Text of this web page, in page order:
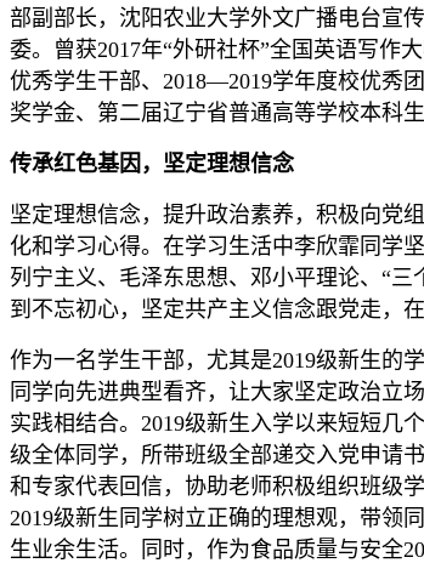
部副部长，沈阳农业大学外文广播电台宣
委。曾获2017年“外研社杯”全国英语写作
优秀学生干部、2018—2019学年度校优秀
奖学金、第二届辽宁省普通高等学校本科
传承红色基因，坚定理想信念
坚定理想信念，提升政治素养，积极向党
化和学习心得。在学习生活中李欣霏同学
列宁主义、毛泽东思想、邓小平理论、“
到不忘初心，坚定共产主义信念跟党走，
作为一名学生干部，尤其是2019级新生的
同学向先进典型看齐，让大家坚定政治立
实践相结合。2019级新生入学以来短短几
级全体同学，所带班级全部递交入党申请
和专家代表回信，协助老师积极组织班级
2019级新生同学树立正确的理想观，带领
生业余生活。同时，作为食品质量与安全